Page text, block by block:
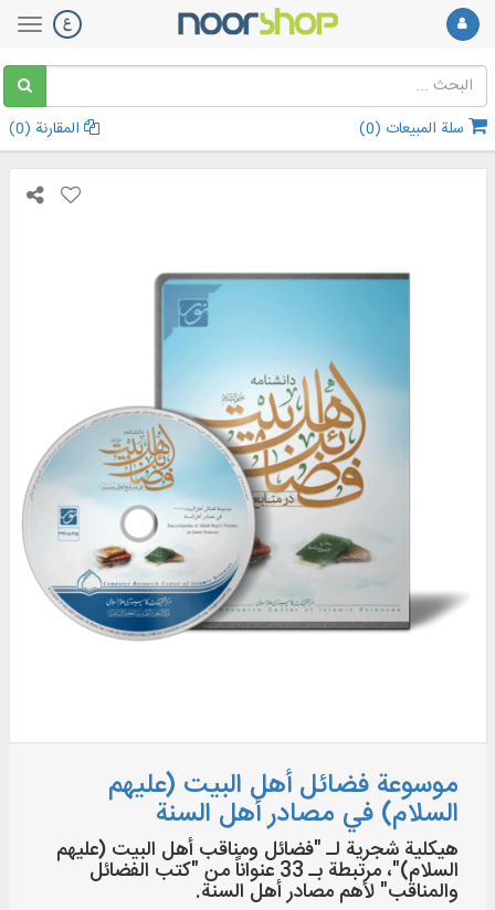
سلة المبيعات (0
) المقارنة (0
)
موسوعة فضائل أهل البيت (عليهم
السلام) في مصادر أهل السنة
هيكلية شجرية لـ "فضائل ومناقب أهل البيت (عليهم
السلام)"، مرتبطة بـ 33 عنواناً من "كتب الفضائل
والمناقب" لأهم مصادر أهل السنة.